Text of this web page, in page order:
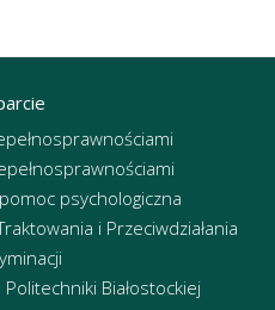
psychologiczna
i Przeciwdziałania
Białostockiej